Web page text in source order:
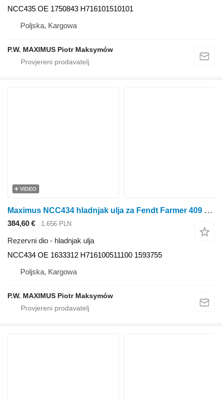
NCC435 OE 1750843 H716101510101
Poljska, Kargowa
P.W. MAXIMUS Piotr Maksymów
VIDEO
Maximus NCC434 hladnjak ulja za Fendt Farmer 409 Vario, Farmer 410 Vario, Farmer 411 Vario, Farmer 412 Vario, FAVORIT 711 VARIO, 712 Vario, 714 Vario, 716 Vario T2 traktora na kotačima
384,60 € 1.656 PLN
Rezervni dio - hladnjak ulja
NCC434 OE 1633312 H716100511100 1593755
Poljska, Kargowa
P.W. MAXIMUS Piotr Maksymów